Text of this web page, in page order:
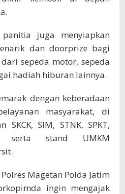
juga menyiapkan
dan doorprize bagi
sepeda motor, sepeda
hadiah hiburan lainnya.
dengan keberadaan
masyarakat, di
SKCK, SIM, STNK, SPKT,
serta stand UMKM
Magetan Polda Jatim
ingin mengajak